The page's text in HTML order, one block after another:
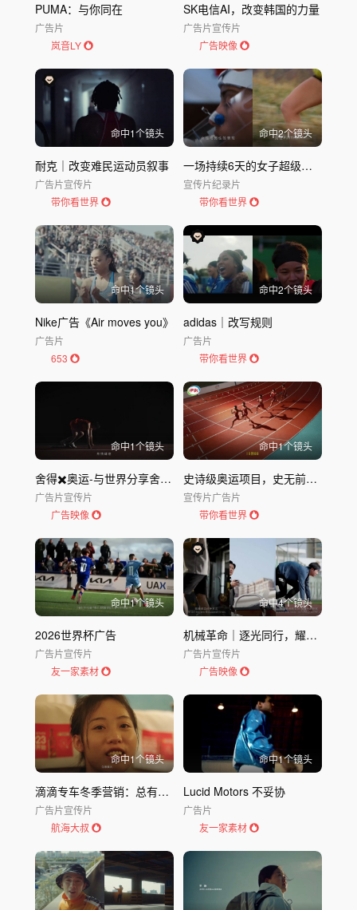
PUMA：与你同在
广告片
岚音LY
SK电信AI，改变韩国的力量
广告片宣传片
广告映像
命中1个镜头
耐克｜改变难民运动员叙事
广告片宣传片
带你看世界
命中2个镜头
一场持续6天的女子超级马拉松
宣传片纪录片
带你看世界
命中1个镜头
Nike广告《Air moves you》
广告片
653
命中2个镜头
adidas｜改写规则
广告片
带你看世界
命中1个镜头
舍得✖️奥运-与世界分享舍得智慧
广告片宣传片
广告映像
命中1个镜头
史诗级奥运项目，史无前例的「伊利之队」
宣传片广告片
带你看世界
命中1个镜头
2026世界杯广告
广告片宣传片
友一家素材
命中4个镜头
机械革命｜逐光同行，耀你精彩
广告片宣传片
广告映像
命中1个镜头
滴滴专车冬季营销：总有温暖在路上
广告片宣传片
航海大叔
命中1个镜头
Lucid Motors 不妥协
广告片
友一家素材